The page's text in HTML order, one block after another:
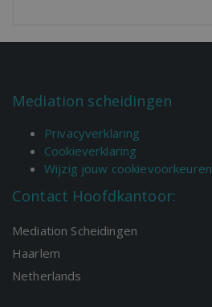
Mediation scheidingen
Privacyverklaring
Cookieverklaring
Wijzig jouw cookievoorkeuren
Contact Hoofdkantoor:
Mediation Scheidingen
Haarlem
Netherlands